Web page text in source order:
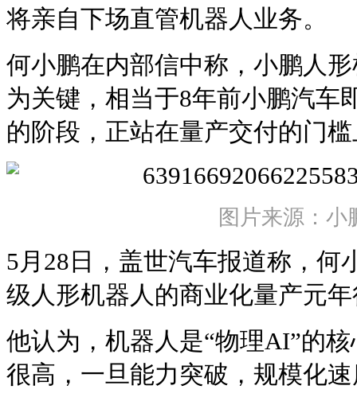
将亲自下场直管机器人业务。
何小鹏在内部信中称，小鹏人
为关键，相当于8年前小鹏汽车
的阶段，正站在量产交付的门
图片来源：小
5月28日，盖世汽车报道称，何
级人形机器人的商业化量产元
他认为，机器人是“物理AI”的
很高，一旦能力突破，规模化